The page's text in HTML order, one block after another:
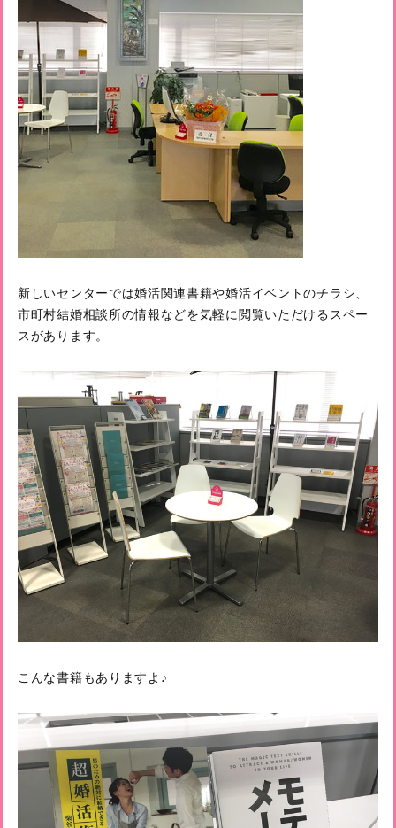
新しいセンターでは婚活関連書籍や婚活イベントのチラシ、
市町村結婚相談所の情報などを気軽に閲覧いただけるスペー
スがあります。
こんな書籍もありますよ♪